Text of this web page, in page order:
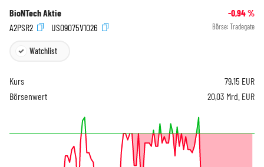
BioNTech Aktie -0,94%
A2PSR2
US09075V1026 Börse: Tradegate
Watchlist
Kurs 79,15 EUR
Börsenwert
20,03 Mrd. EUR